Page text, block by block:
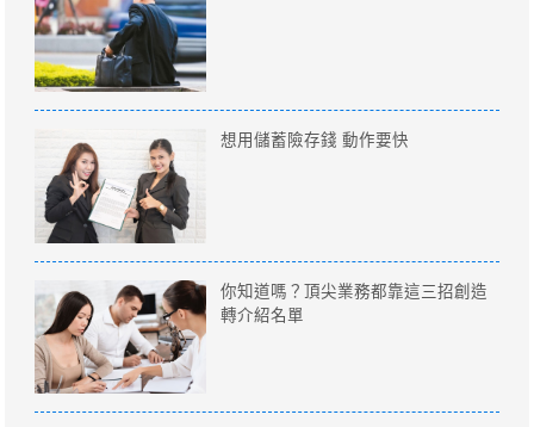
想用儲蓄險存錢 動作要快
你知道嗎？頂尖業務都靠這三招創造
轉介紹名單